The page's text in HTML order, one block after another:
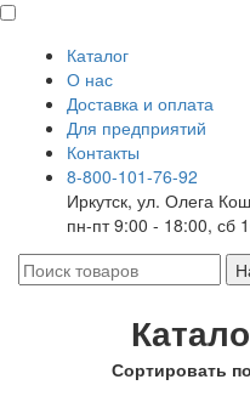
Каталог
О нас
Доставка и оплата
Для предприятий
Контакты
8-800-101-76-92
Иркутск, ул. Олега
пн-пт 9:00 - 18:00, сб
Сортировать